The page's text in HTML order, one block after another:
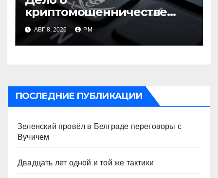
криптомошенничестве
оборачивают в содействие
терроризму
АВГ 8, 2026 РМ
ПОСЛЕДНИЕ ПУБЛИКАЦИИ
Зеленский провёл в Белграде переговоры с
Вучичем
Двадцать лет одной и той же тактики